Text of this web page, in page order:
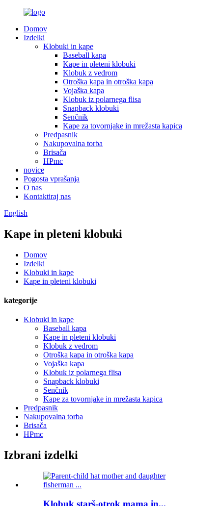
Domov
Izdelki
Klobuki in kape
Baseball kapa
Kape in pleteni klobuki
Klobuk z vedrom
Otroška kapa in otroška kapa
Vojaška kapa
Klobuk iz polarnega flisa
Snapback klobuki
Senčnik
Kape za tovornjake in mrežasta kapica
Predpasnik
Nakupovalna torba
Brisača
HPmc
novice
Pogosta vprašanja
O nas
Kontaktiraj nas
English
Kape in pleteni klobuki
Domov
Izdelki
Klobuki in kape
Kape in pleteni klobuki
kategorije
Klobuki in kape
Baseball kapa
Kape in pleteni klobuki
Klobuk z vedrom
Otroška kapa in otroška kapa
Vojaška kapa
Klobuk iz polarnega flisa
Snapback klobuki
Senčnik
Kape za tovornjake in mrežasta kapica
Predpasnik
Nakupovalna torba
Brisača
HPmc
Izbrani izdelki
Klobuk starš-otrok mama in...